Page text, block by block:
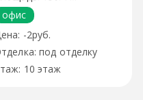
офис
-2руб.
под отделку
10 этаж